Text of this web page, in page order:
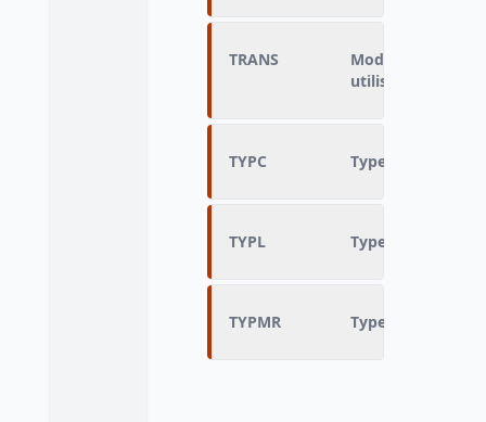
TRANS
Mode de
utilisé pour aller
TYPC Type de
TYPL Type de logement
TYPMR Type de ménage